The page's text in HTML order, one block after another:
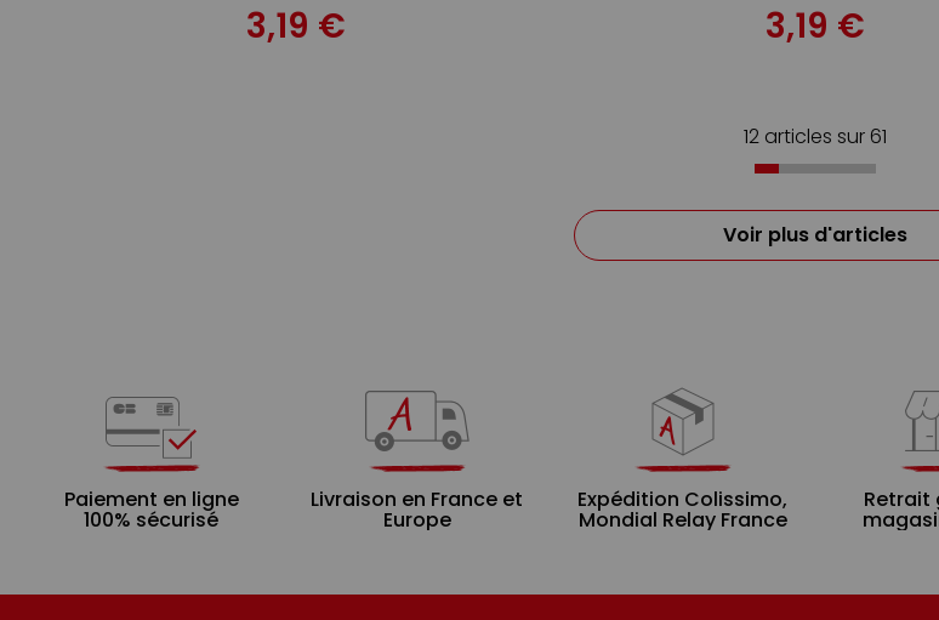
3,19 € 3,19 €
12 articles sur 61
Voir plus d'articles
Paiement en ligne
100% sécurisé
Livraison en France et
Europe
Expédition Colissimo,
Mondial Relay France
Retrait